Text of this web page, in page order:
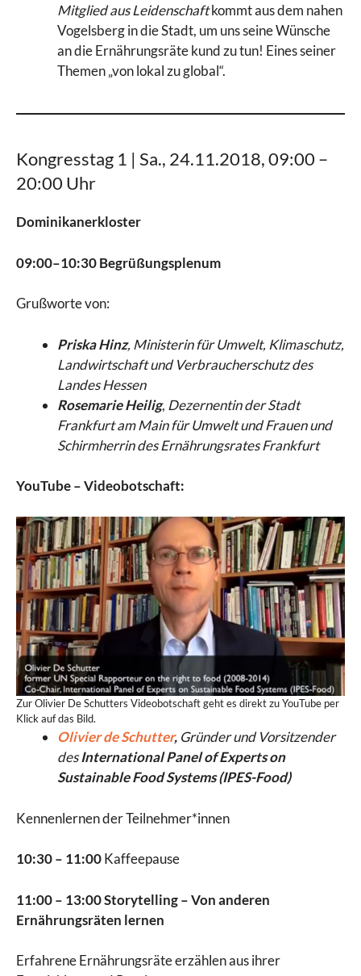
Mitglied aus Leidenschaftkommt aus dem nahen
Vogelsberg in die Stadt, um uns seine Wünsche
an die Ernährungsräte kund zu tun! Eines seiner
Themen „von lokal zu global“.
Kongresstag 1 | Sa., 24.11.2018, 09:00 –
20:00 Uhr
Dominikanerkloster
09:00–10:30 Begrüßungsplenum
Grußworte von:
Priska Hinz, Ministerin für Umwelt, Klimaschutz,
Landwirtschaft und Verbraucherschutz des
Landes Hessen
Rosemarie Heilig, Dezernentin der Stadt
Frankfurt am Main für Umwelt und Frauen und
Schirmherrin des Ernährungsrates Frankfurt
YouTube – Videobotschaft:
Zur Olivier De Schutters Videobotschaft geht es direkt zu YouTube per
Klick auf das Bild.
Olivier de Schutter, Gründer und Vorsitzender
desInternational Panel of Experts on
Sustainable Food Systems (IPES-Food)
Kennenlernen der Teilnehmer*innen
10:30 – 11:00Kaffeepause
11:00 – 13:00 Storytelling – Von anderen
Ernährungsräten lernen
Erfahrene Ernährungsräte erzählen aus ihrer